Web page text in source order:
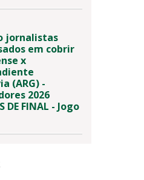
jornalistas
em cobrir
x
(ARG) -
2026
DE FINAL - Jogo